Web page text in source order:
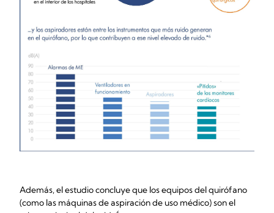
Además, el estudio concluye que los equipos del quirófano
(como las máquinas de aspiración de uso médico) son el